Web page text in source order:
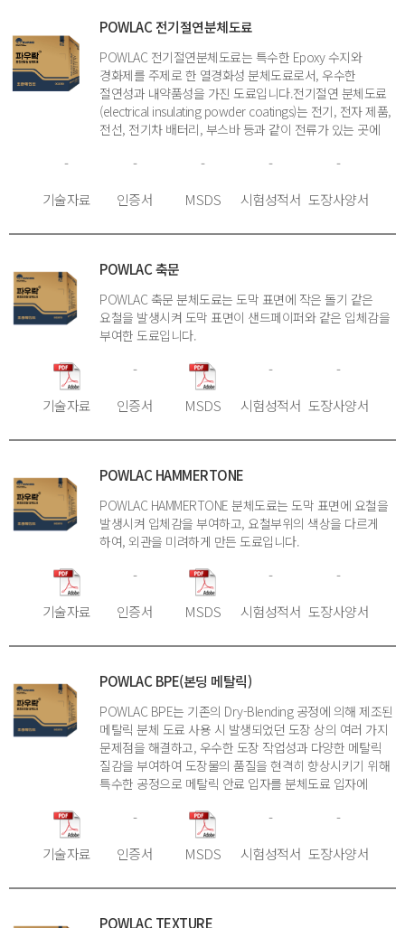
POWLAC 전기절연분체도료
POWLAC 전기절연분체도료는 특수한 Epoxy 수지와
경화제를 주제로 한 열경화성 분체도료로서, 우수한
절연성과 내약품성을 가진 도료입니다.전기절연 분체도료
(electrical insulating powder coatings)는 전기, 전자 제품,
전선, 전기차 배터리, 부스바 등과 같이 전류가 있는 곳에
전기, 전자 기기의 전기 특성, 내열성 등의 성능
사용되는 도료입니다. 전기, 전자 제품의 표면에 소정의
피도체의 내습성, 내열성, 절연성, 도막 외관의 미려함이
전기, 전자 부품의 고신뢰성화와 생산 자동화 및 대량
생산화의 움직임에 따라서, 전기절연 분체도료에도 공정의
단순화와 고신뢰성이 요구되고 있는 실정입니다.
-
기술자료
-
인증서
-
MSDS
-
시험성적서
-
도장사양서
POWLAC 축문
POWLAC 축문 분체도료는 도막 표면에 작은 돌기 같은
요철을 발생시켜 도막 표면이 샌드페이퍼와 같은 입체감을
부여한 도료입니다.
기술자료
-
인증서
MSDS
-
시험성적서
-
도장사양서
POWLAC HAMMERTONE
POWLAC HAMMERTONE 분체도료는 도막 표면에 요철을
발생시켜 입체감을 부여하고, 요철부위의 색상을 다르게
하여, 외관을 미려하게 만든 도료입니다.
기술자료
-
인증서
MSDS
-
시험성적서
-
도장사양서
POWLAC BPE(본딩 메탈릭)
POWLAC BPE는 기존의 Dry-Blending 공정에 의해 제조된
메탈릭 분체 도료 사용 시 발생되었던 도장 상의 여러 가지
문제점을 해결하고, 우수한 도장 작업성과 다양한 메탈릭
질감을 부여하여 도장물의 품질을 현격히 향상시키기 위해
특수한 공정으로 메탈릭 안료 입자를 분체도료 입자에
기술자료
-
인증서
MSDS
-
시험성적서
-
도장사양서
POWLAC TEXTURE